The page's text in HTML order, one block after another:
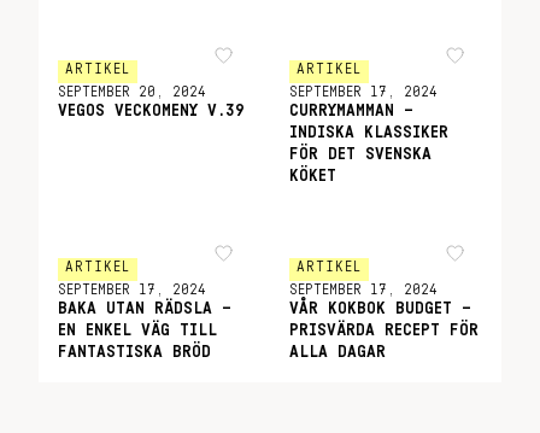
ARTIKEL
SEPTEMBER 20, 2024
VEGOS VECKOMENY V.39
ARTIKEL
SEPTEMBER 17, 2024
CURRYMAMMAN –
INDISKA KLASSIKER
FÖR DET SVENSKA
KÖKET
ARTIKEL
SEPTEMBER 17, 2024
BAKA UTAN RÄDSLA –
EN ENKEL VÄG TILL
FANTASTISKA BRÖD
ARTIKEL
SEPTEMBER 17, 2024
VÅR KOKBOK BUDGET –
PRISVÄRDA RECEPT FÖR
ALLA DAGAR